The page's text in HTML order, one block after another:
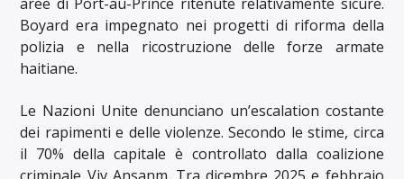
Boyard era impegnato nei progetti di riforma della
polizia e nella ricostruzione delle forze armate
haitiane.
Le Nazioni Unite denunciano un’escalation costante
dei rapimenti e delle violenze. Secondo le stime, circa
il 70% della capitale è controllato dalla coalizione